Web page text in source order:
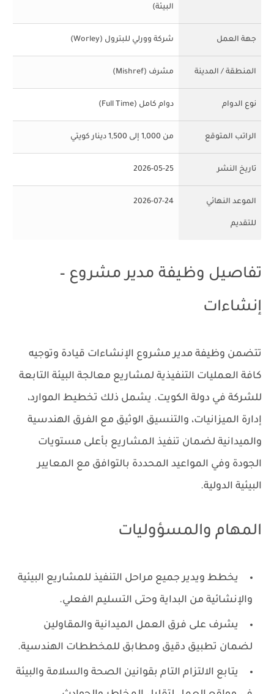
البيئة)
جهة العمل شركة وورلي للبترول (Worley)
المنطقة / المدينة مشرف (Mishref)
نوع الدوام دوام كامل (Full Time)
الراتب المتوقع من 1,000 إلى 1,500 دينار كويتي
تاريخ النشر 2026-05-25
الموعد النهائي
للتقديم
2026-07-24
تفاصيل وظيفة مدير مشروع –
إنشاءات
تتضمن وظيفة مدير مشروع الإنشاءات قيادة وتوجيه
كافة العمليات التنفيذية لمشاريع معالجة البيئة التابعة
للشركة في دولة الكويت. يشمل ذلك تخطيط الموارد،
إدارة الميزانيات، والتنسيق الوثيق مع الفرق الهندسية
والميدانية لضمان تنفيذ المشاريع بأعلى مستويات
الجودة وفي المواعيد المحددة بالتوافق مع المعايير
البيئية الدولية.
المهام والمسؤوليات
يخطط ويدير جميع مراحل التنفيذ للمشاريع البيئية
والإنشائية من البداية وحتى التسليم الفعلي.
يشرف على فرق العمل الميدانية والمقاولين
لضمان تطبيق دقيق ومطابق للمخططات الهندسية.
يتابع الالتزام التام بقوانين الصحة والسلامة والبيئة